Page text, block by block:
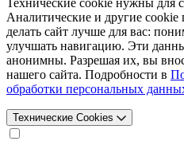
Аналитические и другие
делать сайт лучше для вас:
улучшать навигацию. Эти
анонимны. Разрешая их, вы
нашего сайта. Подробности в
обработки персональных
Технические Cookies